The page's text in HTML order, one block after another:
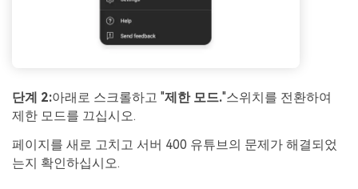
단계 2:아래로 스크롤하고 "제한 모드."스위치를 전환하여
제한 모드를 끄십시오.
페이지를 새로 고치고 서버 400 유튜브의 문제가 해결되었
는지 확인하십시오.